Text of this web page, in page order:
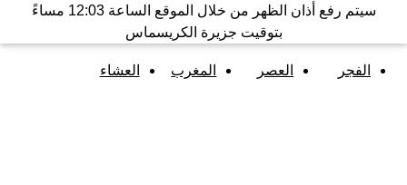
سيتم رفع أذان الظهر من خلال الموقع الساعة12:03 مساءً
بتوقيت جزيرة الكريسماس
الفجر العصر المغرب العشاء